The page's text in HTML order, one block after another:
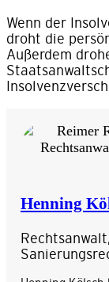
Wenn der
droht die
Außerdem
Henning